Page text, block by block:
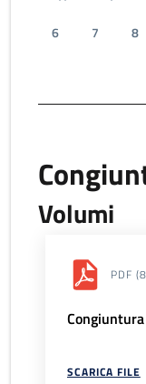
6
7 8
Volumi
PDF
SCARICA FILE